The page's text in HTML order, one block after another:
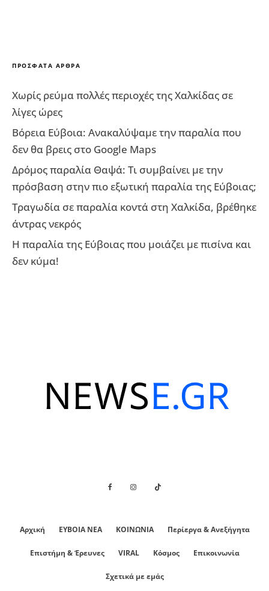
ΠΡΌΣΦΑΤΑ ΆΡΘΡΑ
Χωρίς ρεύμα πολλές περιοχές της Χαλκίδας σε
λίγες ώρες
Βόρεια Εύβοια: Ανακαλύψαμε την παραλία που
δεν θα βρεις στο Google Maps
Δρόμος παραλία Θαψά: Τι συμβαίνει με την
πρόσβαση στην πιο εξωτική παραλία της Εύβοιας;
Τραγωδία σε παραλία κοντά στη Χαλκίδα, βρέθηκε
άντρας νεκρός
Η παραλία της Εύβοιας που μοιάζει με πισίνα και
δεν κύμα!
Αρχική ΕΥΒΟΙΑ ΝΕΑ ΚΟΙΝΩΝΙΑ Περίεργα & Ανεξήγητα
Επιστήμη & Έρευνες VIRAL Κόσμος Επικοινωνία
Σχετικά με εμάς